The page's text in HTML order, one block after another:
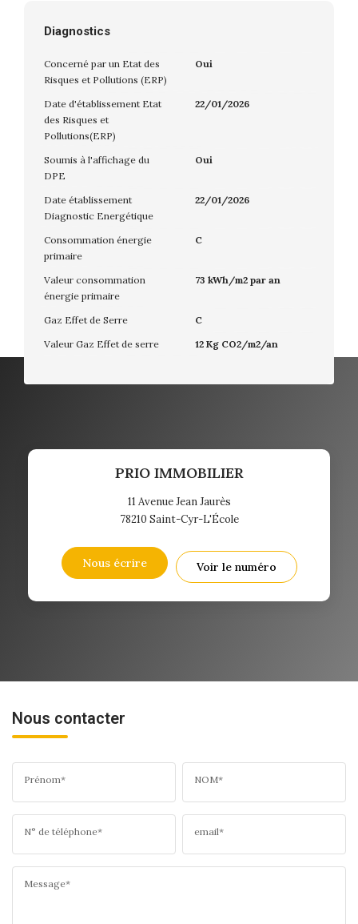
Diagnostics
Concerné par un Etat des
Risques et Pollutions (ERP)
Oui
Date d'établissement Etat
des Risques et
Pollutions(ERP)
22/01/2026
Soumis à l'affichage du
DPE
Oui
Date établissement
Diagnostic Energétique
22/01/2026
Consommation énergie
primaire
C
Valeur consommation
énergie primaire
73 kWh/m2 par an
Gaz Effet de Serre
C
Valeur Gaz Effet de serre
12 Kg CO2/m2/an
PRIO IMMOBILIER
11 Avenue Jean Jaurès
78210 Saint-Cyr-L'École
Nous écrire Voir le numéro
Nous contacter
Prénom* NOM*
N° de téléphone* email*
Message*